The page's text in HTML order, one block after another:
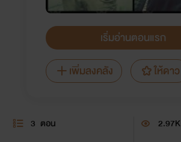
เริ่มอ่านตอนแรก
เพิ่มลงคลัง
ให้ดาว
3 ตอน 2.97K